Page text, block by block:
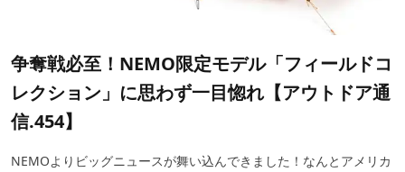
争奪戦必至！NEMO限定モデル「フィールドコ
レクション」に思わず一目惚れ【アウトドア通
信.454】
NEMOよりビッグニュースが舞い込んできました！なんとアメリカ